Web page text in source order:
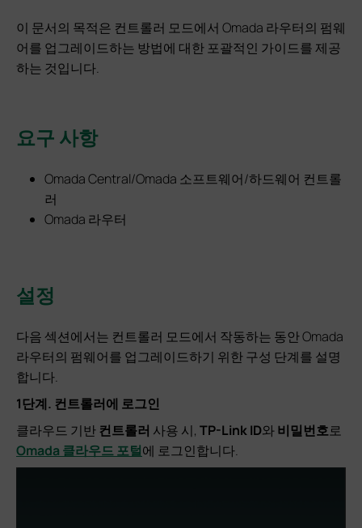
이 문서의 목적은 컨트롤러 모드에서 Omada 라우터의 펌웨
어를 업그레이드하는 방법에 대한 포괄적인 가이드를 제공
하는 것입니다.
요구 사항
Omada Central/Omada 소프트웨어/하드웨어 컨트롤
러
Omada 라우터
설정
다음 섹션에서는 컨트롤러 모드에서 작동하는 동안 Omada
라우터의 펌웨어를 업그레이드하기 위한 구성 단계를 설명
합니다.
1단계. 컨트롤러에 로그인
클라우드 기반컨트롤러 사용 시, TP-Link ID와비밀번호로
Omada 클라우드 포털에 로그인합니다.